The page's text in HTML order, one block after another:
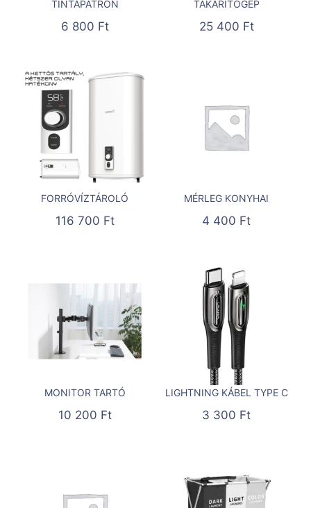
TINTAPATRON
6 800 Ft
TAKARÍTÓGÉP
25 400 Ft
FORRÓVÍZTÁROLÓ
116 700 Ft
MÉRLEG KONYHAI
4 400 Ft
MONITOR TARTÓ
10 200 Ft
LIGHTNING KÁBEL TYPE C
3 300 Ft